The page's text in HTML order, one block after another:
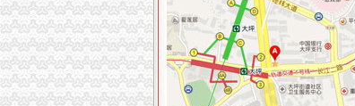
茶园新区办公司
重庆市渝中区人民法院关于拍卖重